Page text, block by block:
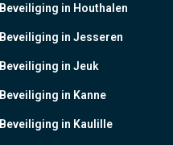
Beveiliging in Houthalen
Beveiliging in Jesseren
Beveiliging in Jeuk
Beveiliging in Kanne
Beveiliging in Kaulille